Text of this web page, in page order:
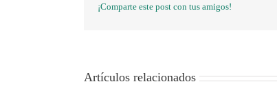
¡Comparte este post con tus amigos!
Artículos relacionados